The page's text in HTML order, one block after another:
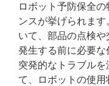
ロボット予防保全
ンスが挙げられま
いて、部品の点検
発生する前に必要
突発的なトラブル
て、ロボットの使